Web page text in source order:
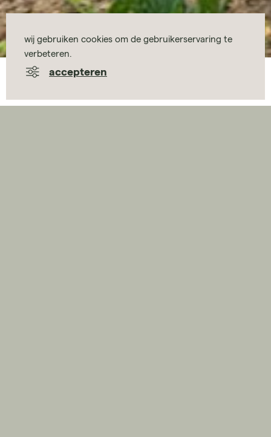
beltman
wij gebruiken cookies om de gebruikerservaring te
verbeteren.
accepteren